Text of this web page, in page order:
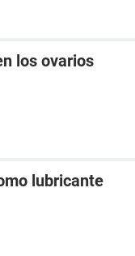
los ovarios
lubricante